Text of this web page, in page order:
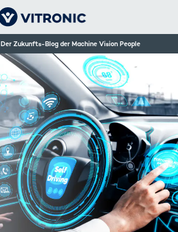
Der Zukunfts-Blog der Machine Vision People